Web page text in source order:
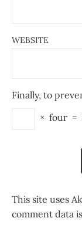
WEBSITE
Finally, to
× four =
This site uses
comment data